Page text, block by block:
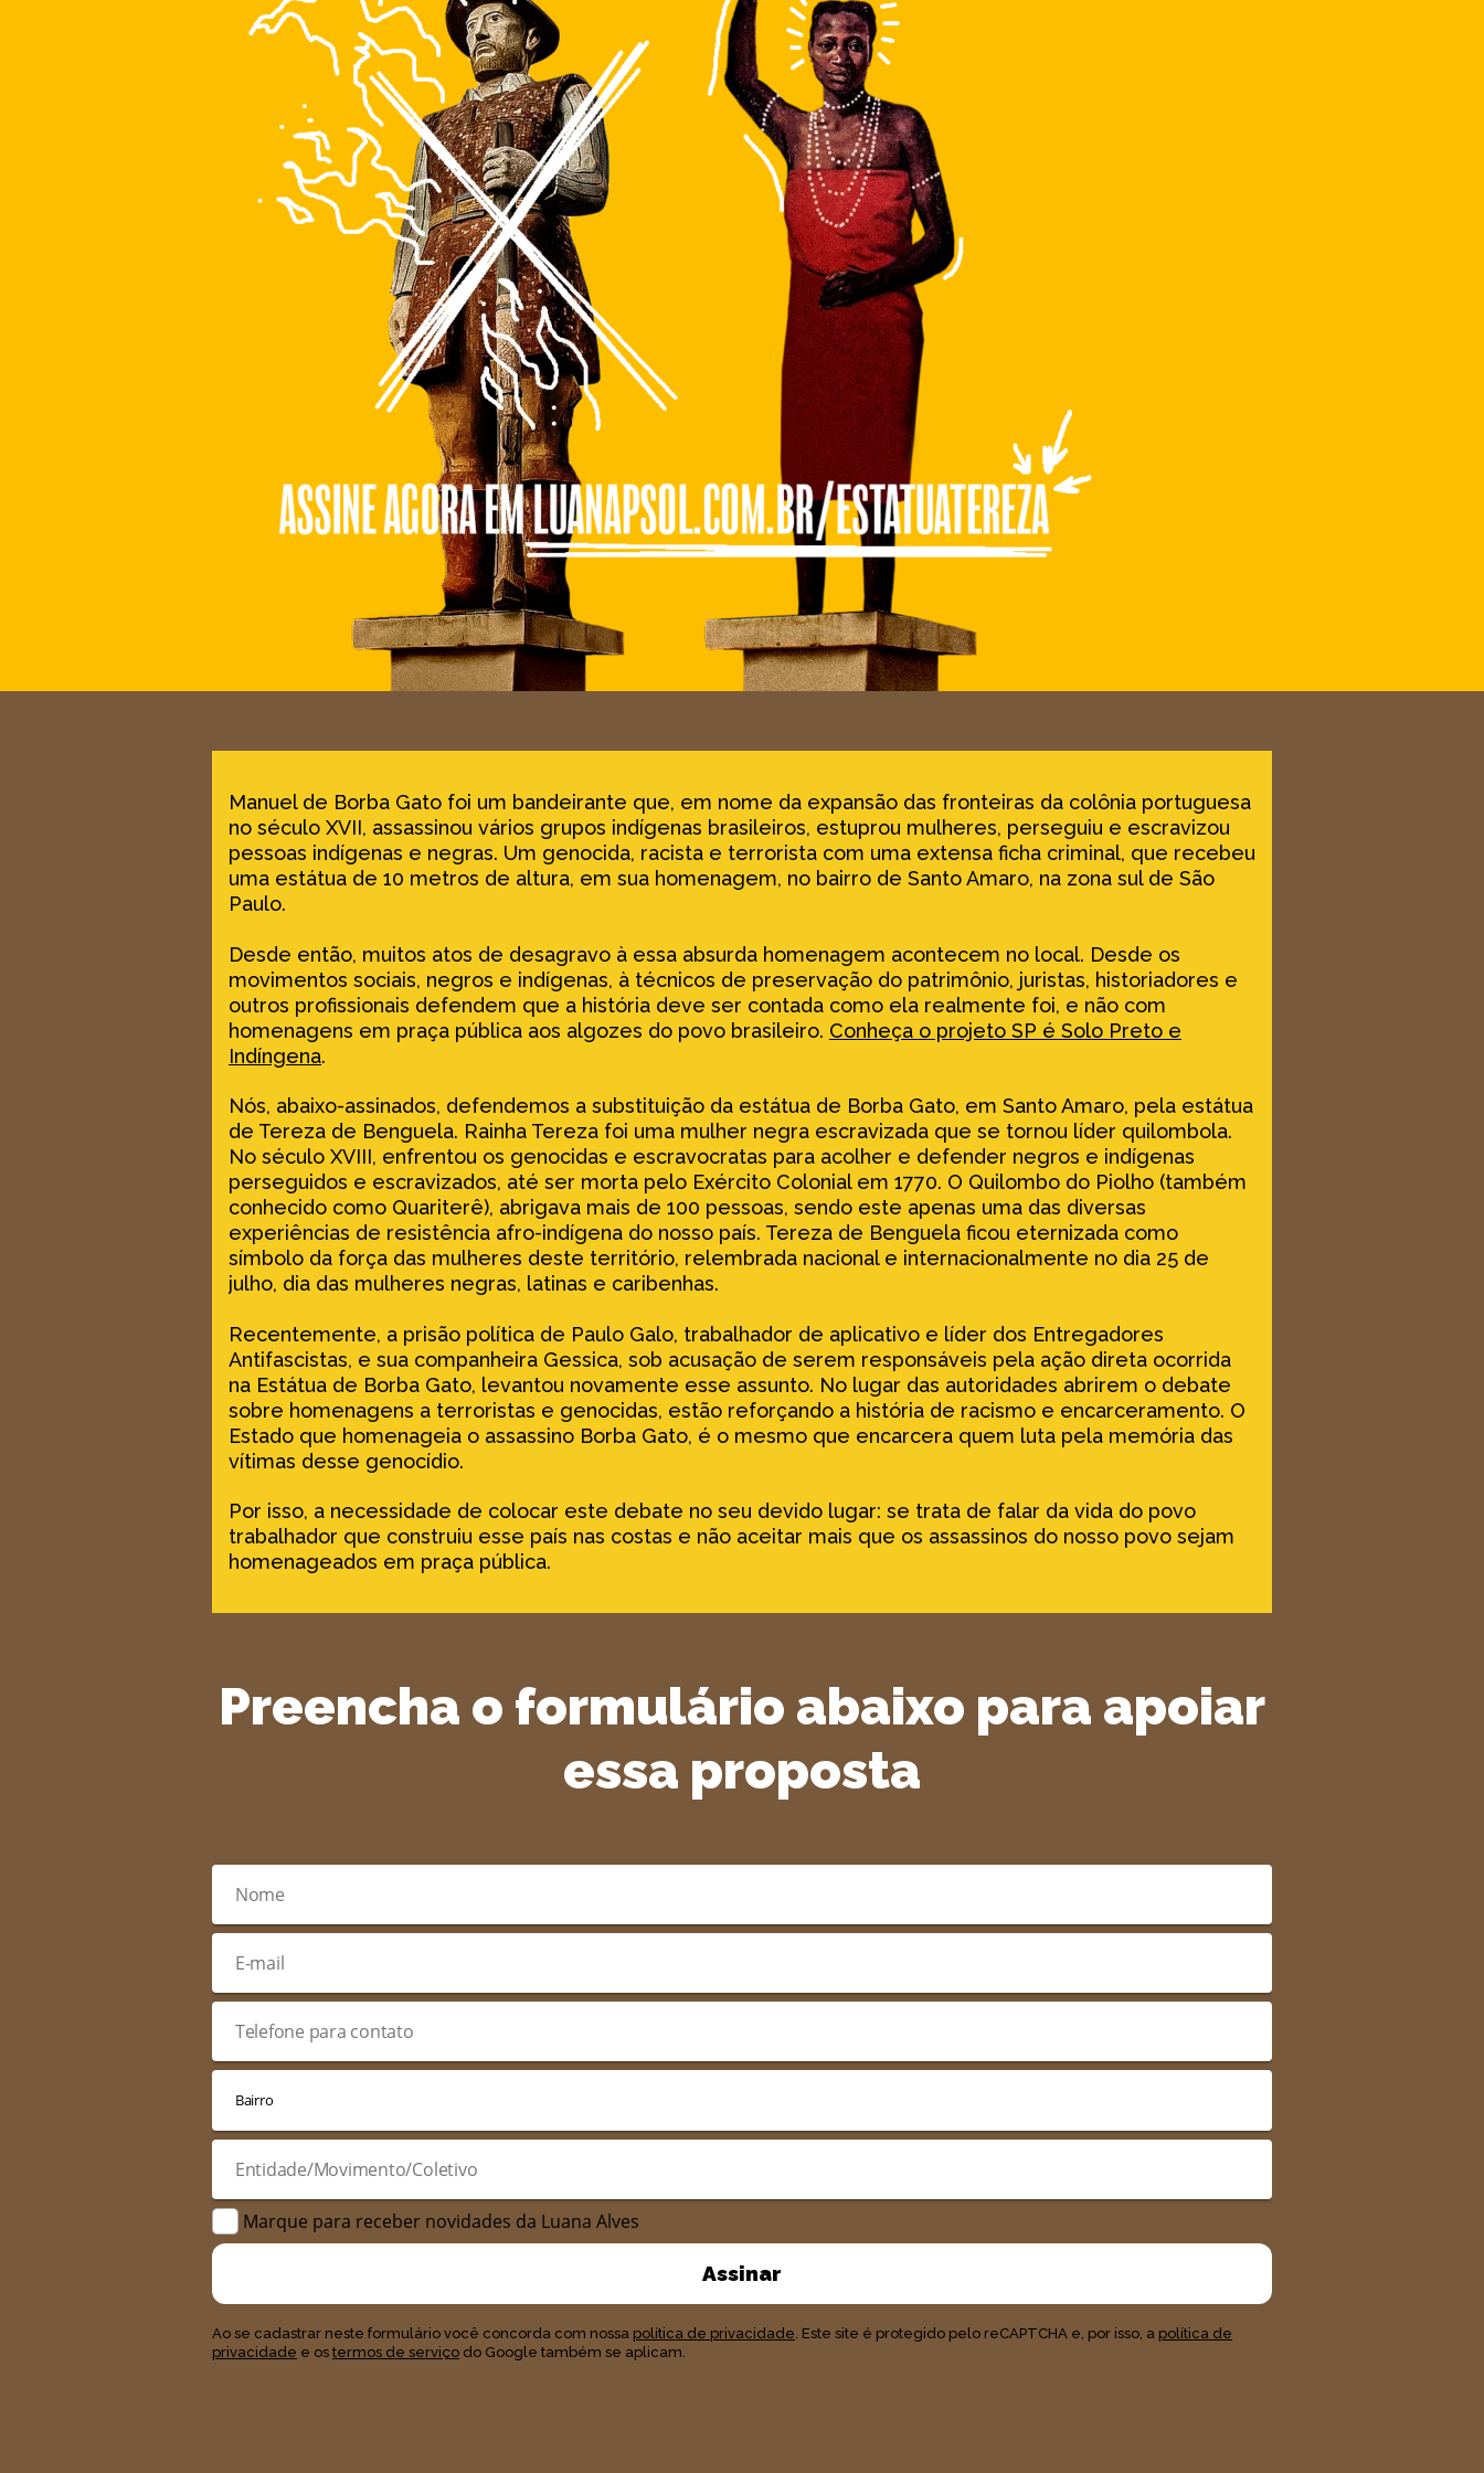
Manuel de Borba Gato foi um bandeirante que, em nome da expansão das fronteiras da colônia portuguesa
no século XVII, assassinou vários grupos indígenas brasileiros, estuprou mulheres, perseguiu e escravizou
pessoas indígenas e negras. Um genocida, racista e terrorista com uma extensa ficha criminal, que recebeu
uma estátua de 10 metros de altura, em sua homenagem, no bairro de Santo Amaro, na zona sul de São
Paulo.
Desde então, muitos atos de desagravo à essa absurda homenagem acontecem no local. Desde os
movimentos sociais, negros e indígenas, à técnicos de preservação do patrimônio, juristas, historiadores e
outros profissionais defendem que a história deve ser contada como ela realmente foi, e não com
homenagens em praça pública aos algozes do povo brasileiro. Conheça o projeto SP é Solo Preto e
Indíngena.
Nós, abaixo-assinados, defendemos a substituição da estátua de Borba Gato, em Santo Amaro, pela estátua
de Tereza de Benguela. Rainha Tereza foi uma mulher negra escravizada que se tornou líder quilombola.
No século XVIII, enfrentou os genocidas e escravocratas para acolher e defender negros e indígenas
perseguidos e escravizados, até ser morta pelo Exército Colonial em 1770. O Quilombo do Piolho (também
conhecido como Quariterê), abrigava mais de 100 pessoas, sendo este apenas uma das diversas
experiências de resistência afro-indígena do nosso país. Tereza de Benguela ficou eternizada como
símbolo da força das mulheres deste território, relembrada nacional e internacionalmente no dia 25 de
julho, dia das mulheres negras, latinas e caribenhas.
Recentemente, a prisão política de Paulo Galo, trabalhador de aplicativo e líder dos Entregadores
Antifascistas, e sua companheira Gessica, sob acusação de serem responsáveis pela ação direta ocorrida
na Estátua de Borba Gato, levantou novamente esse assunto. No lugar das autoridades abrirem o debate
sobre homenagens a terroristas e genocidas, estão reforçando a história de racismo e encarceramento. O
Estado que homenageia o assassino Borba Gato, é o mesmo que encarcera quem luta pela memória das
vítimas desse genocídio.
Por isso, a necessidade de colocar este debate no seu devido lugar: se trata de falar da vida do povo
trabalhador que construiu esse país nas costas e não aceitar mais que os assassinos do nosso povo sejam
homenageados em praça pública.
Preencha o formulário abaixo para apoiar
essa proposta
Marque para receber novidades da Luana Alves
Assinar
Ao se cadastrar neste formulário você concorda com nossa política de privacidade. Este site é protegido pelo reCAPTCHA e, por isso, a política de
privacidade e os termos de serviço do Google também se aplicam.